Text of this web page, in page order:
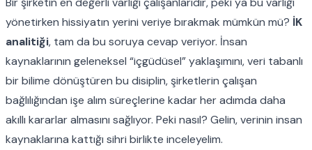
yönetirken hissiyatın yerini veriye bırakmak mümkün mü? İK
analitiği, tam da bu soruya cevap veriyor. İnsan
kaynaklarının geleneksel “içgüdüsel” yaklaşımını, veri tabanlı
bir bilime dönüştüren bu disiplin, şirketlerin çalışan
bağlılığından işe alım süreçlerine kadar her adımda daha
akıllı kararlar almasını sağlıyor. Peki nasıl? Gelin, verinin insan
kaynaklarına kattığı sihri birlikte inceleyelim.